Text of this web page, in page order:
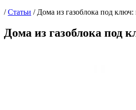
/Статьи / Дома из газоблока под
Дома из газоблока под